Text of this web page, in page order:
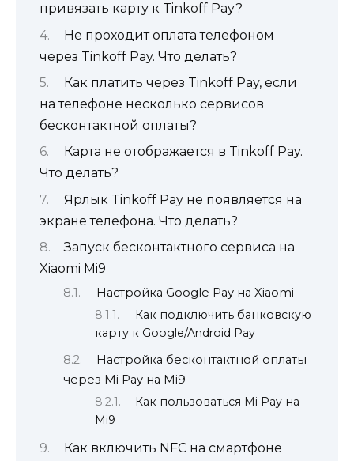
привязать карту к Tinkoff Pay?
Не проходит оплата телефоном
через Tinkoff Pay. Что делать?
Как платить через Tinkoff Pay, если
на телефоне несколько сервисов
бесконтактной оплаты?
Карта не отображается в Tinkoff Pay.
Что делать?
Ярлык Tinkoff Pay не появляется на
экране телефона. Что делать?
Запуск бесконтактного сервиса на
Xiaomi Mi9
Настройка Google Pay на Xiaomi
Как подключить банковскую
карту к Google/Android Pay
Настройка бесконтактной оплаты
через Mi Pay на Mi9
Как пользоваться Mi Pay на
Mi9
Как включить NFC на смартфоне